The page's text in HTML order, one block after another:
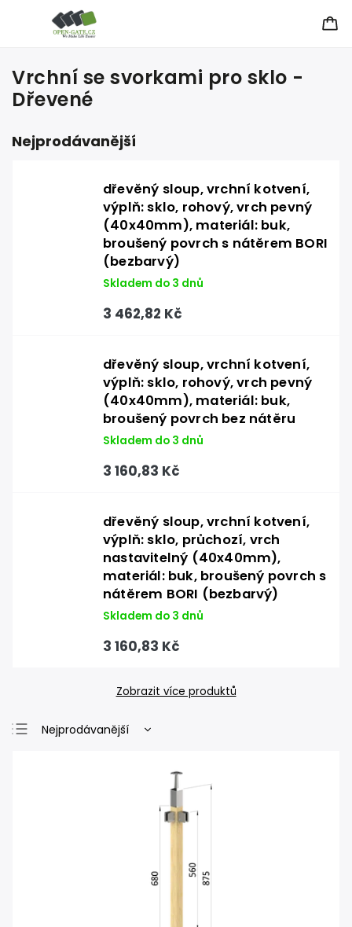
Vrchní se svorkami pro sklo -
Dřevené
Nejprodávanější
dřevěný sloup, vrchní kotvení,
výplň: sklo, rohový, vrch pevný
(40x40mm), materiál: buk,
broušený povrch s nátěrem BORI
(bezbarvý)
Skladem do 3 dnů
3 462,82 Kč
dřevěný sloup, vrchní kotvení,
výplň: sklo, rohový, vrch pevný
(40x40mm), materiál: buk,
broušený povrch bez nátěru
Skladem do 3 dnů
3 160,83 Kč
dřevěný sloup, vrchní kotvení,
výplň: sklo, průchozí, vrch
nastavitelný (40x40mm),
materiál: buk, broušený povrch s
nátěrem BORI (bezbarvý)
Skladem do 3 dnů
3 160,83 Kč
Zobrazit více produktů
Nejprodávanější